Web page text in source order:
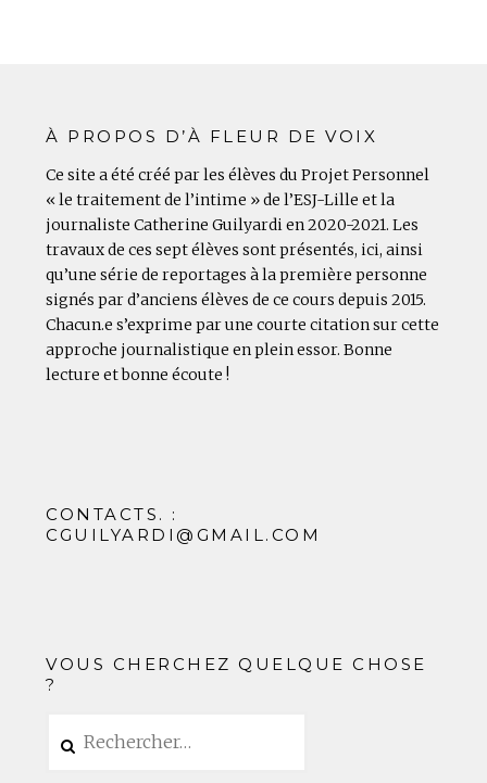
À PROPOS D’À FLEUR DE VOIX
Ce site a été créé par les élèves du Projet Personnel
« le traitement de l’intime » de l’ESJ-Lille et la
journaliste Catherine Guilyardi en 2020-2021. Les
travaux de ces sept élèves sont présentés, ici, ainsi
qu’une série de reportages à la première personne
signés par d’anciens élèves de ce cours depuis 2015.
Chacun.e s’exprime par une courte citation sur cette
approche journalistique en plein essor. Bonne
lecture et bonne écoute !
CONTACTS. :
CGUILYARDI@GMAIL.COM
VOUS CHERCHEZ QUELQUE CHOSE
?